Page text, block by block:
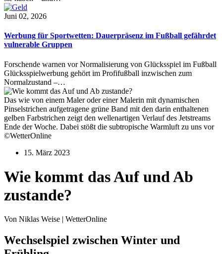
Juni 02, 2026
Werbung für Sportwetten: Dauerpräsenz im Fußball gefährdet
vulnerable Gruppen
Forschende warnen vor Normalisierung von Glücksspiel im Fußball
Glücksspielwerbung gehört im Profifußball inzwischen zum
Normalzustand –…
Das wie von einem Maler oder einer Malerin mit dynamischen
Pinselstrichen aufgetragene grüne Band mit den darin enthaltenen
gelben Farbstrichen zeigt den wellenartigen Verlauf des Jetstreams
Ende der Woche. Dabei stößt die subtropische Warmluft zu uns vor
©WetterOnline
15. März 2023
Wie kommt das Auf und Ab
zustande?
Von Niklas Weise | WetterOnline
Wechselspiel zwischen Winter und